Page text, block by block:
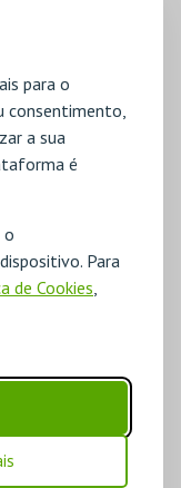
para o
consentimento,
a sua
é
o
Para
de Cookies,